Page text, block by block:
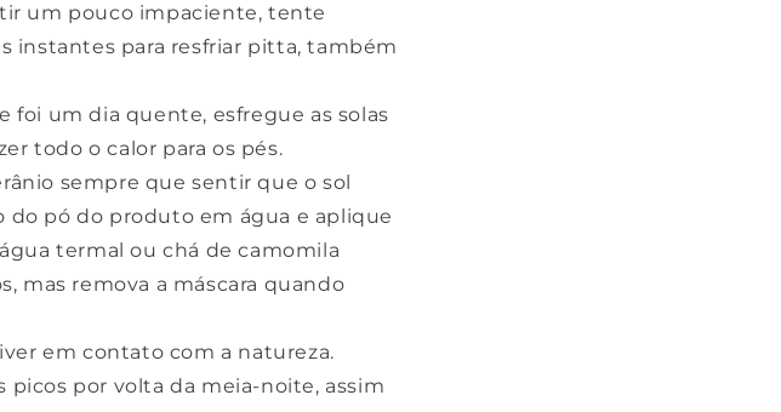
um pouco impaciente, tente
instantes para resfriar pitta, também
foi um dia quente, esfregue as solas
todo o calor para os pés.
sempre que sentir que o sol
do pó do produto em água e aplique
termal ou chá de camomila
mas remova a máscara quando
em contato com a natureza.
picos por volta da meia-noite, assim